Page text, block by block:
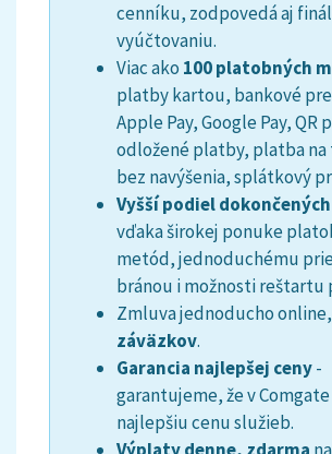
cenníku, zodpovedá aj
vyúčtovaniu.
Viac ako 100 platobných
platby kartou, bankové
Apple Pay, Google Pay, QR
odložené platby, platba
bez navýšenia, splátkový
Vyšší podiel
vďaka širokej ponuke
metód, jednoduchému
bránou i možnosti reštartu
Zmluva jednoducho online,
záväzkov.
Garancia najlepšej ceny-
garantujeme, že v
najlepšiu cenu služieb.